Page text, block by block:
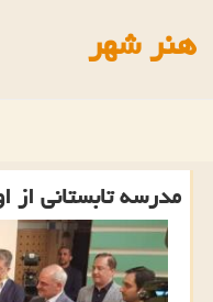
هنر شهر
مدرسه تابستانی